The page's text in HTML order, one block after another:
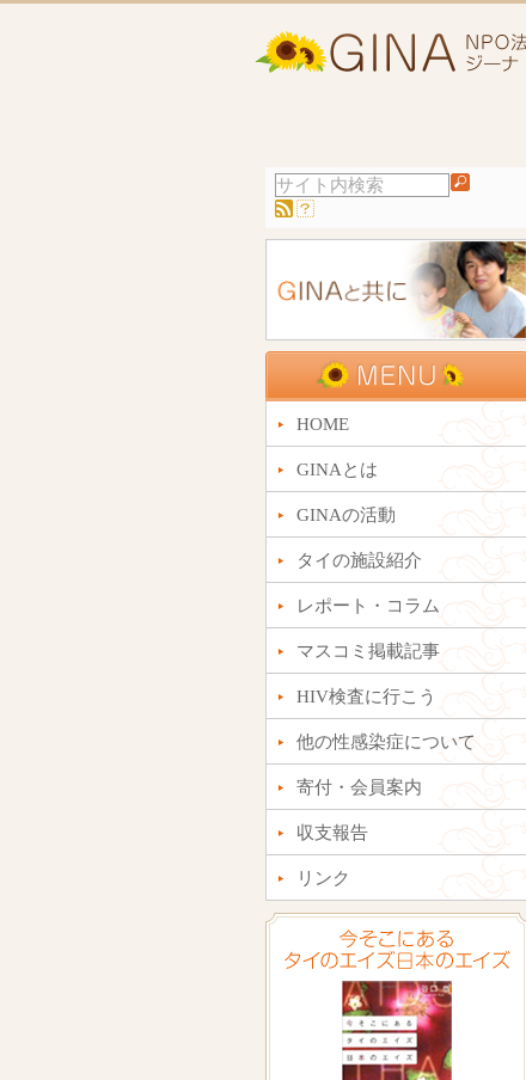
HOME
GINAとは
GINAの活動
タイの施設紹介
レポート・コラム
マスコミ掲載記事
HIV検査に行こう
他の性感染症について
寄付・会員案内
収支報告
リンク